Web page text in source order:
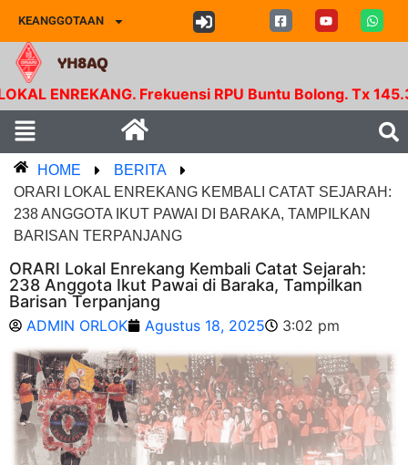
KEANGGOTAAN
YH8AQ
ENREKANG. Frekuensi RPU Buntu Bolong. Tx
HOME
BERITA
ORARI LOKAL ENREKANG KEMBALI CATAT SEJARAH:
238 ANGGOTA IKUT PAWAI DI BARAKA, TAMPILKAN
BARISAN TERPANJANG
ORARI Lokal Enrekang Kembali Catat Sejarah:
238 Anggota Ikut Pawai di Baraka, Tampilkan
Barisan Terpanjang
ADMIN ORLOK Agustus 18, 2025 3:02 pm